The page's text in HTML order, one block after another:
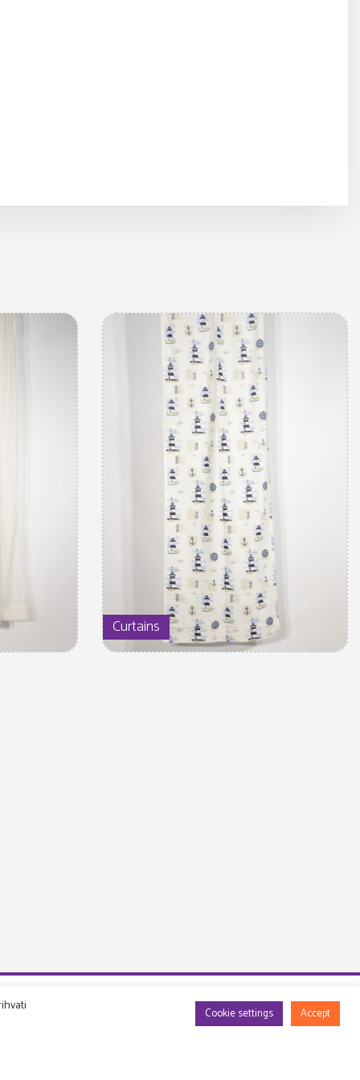
Curtains
Cookie settings Accept